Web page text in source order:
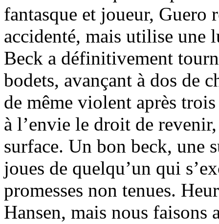
fantasque et joueur, Guero
accidenté, mais utilise une
Beck a définitivement
bodets, avançant à dos de
de même violent après
à l’envie le droit de
surface. Un bon beck, une
joues de quelqu’un qui
promesses non tenues.
Hansen, mais nous faisons